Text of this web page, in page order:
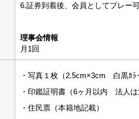
6.証券到着後、会員としてプレー
理事会情報
月1回
・写真１枚（2.5cm×3cm 白黒ｶﾗ
・印鑑証明書（6ヶ月以内 法人
・住民票（本籍地記載）